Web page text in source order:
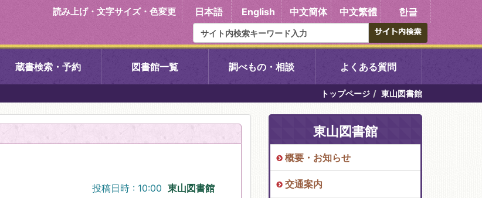
読み上げ・文字サイズ・色変更 日本語 English 中文簡体 中文繁體 한글
蔵書検索・予約 図書館一覧
右京中央図書館 伏見中央図書館 醍醐中央図書館
東山図書館
吉祥院図書館
調べもの・相談 よくある質問
トップページ 東山図書館
投稿日時 : 10:00 東山図書館
東山図書館
概要・お知らせ
交通案内